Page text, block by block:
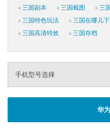
三国副本
三国截图 三
三国特色玩法
三国在哪儿
三国高清特效
三国存档
手机型号选择
华为